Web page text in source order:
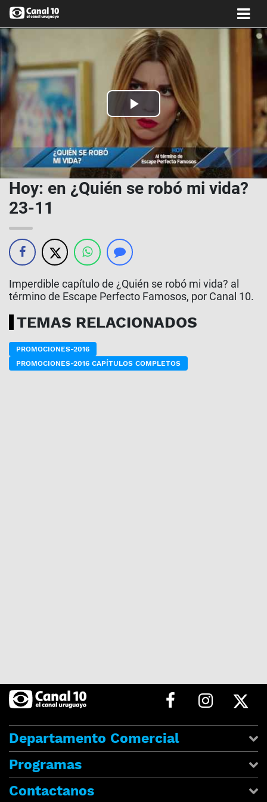
Play
Video
Hoy: en ¿Quién se robó mi vida?
23-11
Imperdible capítulo de ¿Quién se robó mi vida? al
término de Escape Perfecto Famosos, por Canal 10.
TEMAS RELACIONADOS
PROMOCIONES-2016
PROMOCIONES-2016 CAPÍTULOS COMPLETOS
Departamento Comercial
Programas
Contactanos